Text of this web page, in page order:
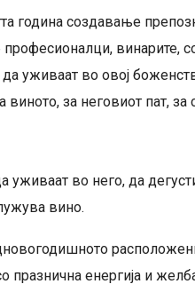
година создавање
професионалци, винарите,
уживаат во овој
за неговиот пат, за
уживаат во него, да
вино.
празнична енергија и